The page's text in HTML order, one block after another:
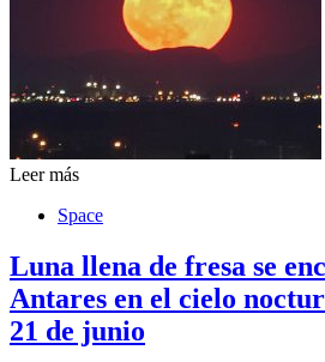
Leer más
Space
Luna llena de fresa se
Antares en el cielo
21 de junio